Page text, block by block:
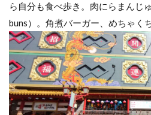
ら自分も食べ歩き。肉にらまんじ
buns）。角煮バーガー、めちゃく